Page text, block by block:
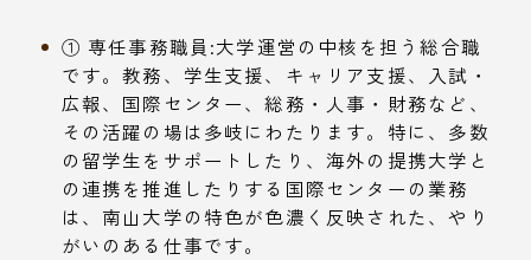
① 専任事務職員:大学運営の中核を担う総合職
です。教務、学生支援、キャリア支援、入試・
広報、国際センター、総務・人事・財務など、
その活躍の場は多岐にわたります。特に、多数
の留学生をサポートしたり、海外の提携大学と
の連携を推進したりする国際センターの業務
は、南山大学の特色が色濃く反映された、やり
がいのある仕事です。